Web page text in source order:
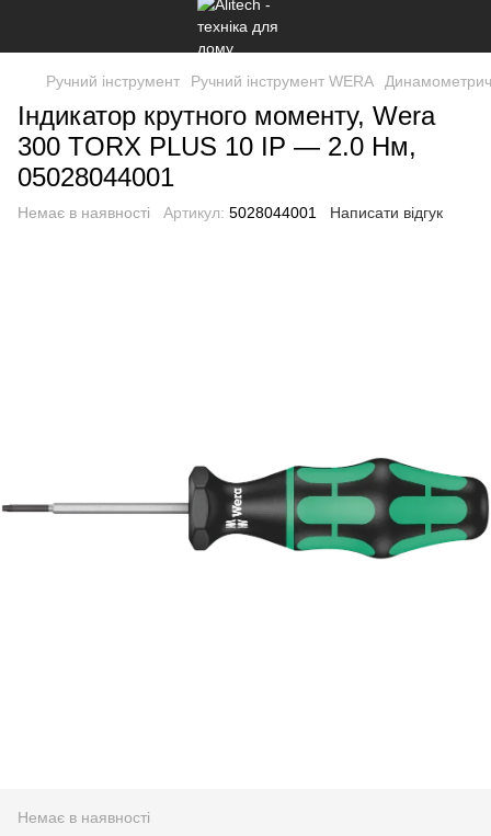
Ручний інструмент Ручний інструмент WERA
Індикатор крутного моменту, Wera
300 TORX PLUS 10 IP — 2.0 Нм,
05028044001
Немає в наявності Артикул: 5028044001 Написати відгук
Немає в наявності